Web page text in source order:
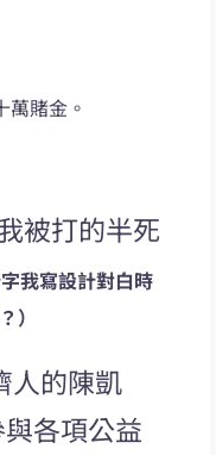
萬賭金。
被打的半死
我寫設計對白時
）
人的陳凱
各項公益